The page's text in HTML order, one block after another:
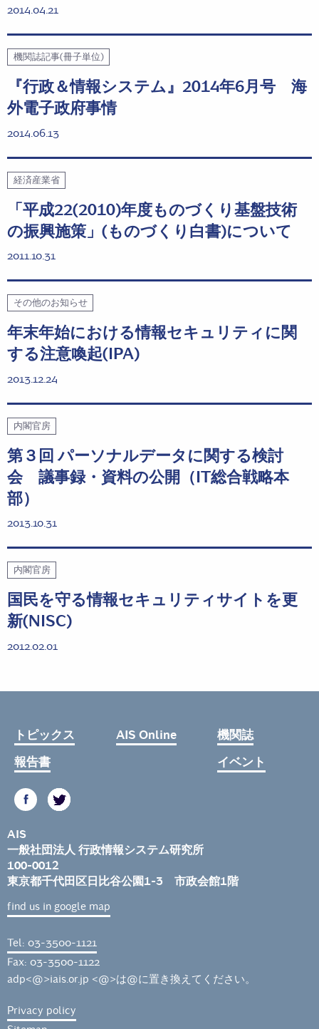
2014.04.21
機関誌記事(冊子単位)
『行政＆情報システム』2014年6月号 海
外電子政府事情
2014.06.13
経済産業省
「平成22(2010)年度ものづくり基盤技術
の振興施策」(ものづくり白書)について
2011.10.31
その他のお知らせ
年末年始における情報セキュリティに関
する注意喚起(IPA)
2013.12.24
内閣官房
第３回 パーソナルデータに関する検討
会 議事録・資料の公開（IT総合戦略本
部）
2013.10.31
内閣官房
国民を守る情報セキュリティサイトを更
新(NISC)
2012.02.01
トピックス AIS Online
機関誌
報告書
イベント
AIS
一般社団法人 行政情報システム研究所
100-0012
東京都千代田区日比谷公園1-3 市政会館1階
find us in google map
Tel: 03-3500-1121
Fax: 03-3500-1122
adp<@>iais.or.jp <@>は@に置き換えてください。
Privacy policy